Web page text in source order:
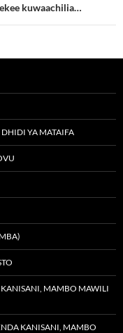
kuwaachilia…
YA MATAIFA
KANISANI, MAMBO MAWILI
KANISANI, MAMBO